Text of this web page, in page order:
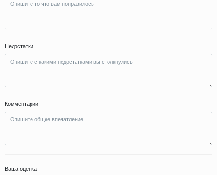
Недостатки
Комментарий
Ваша оценка